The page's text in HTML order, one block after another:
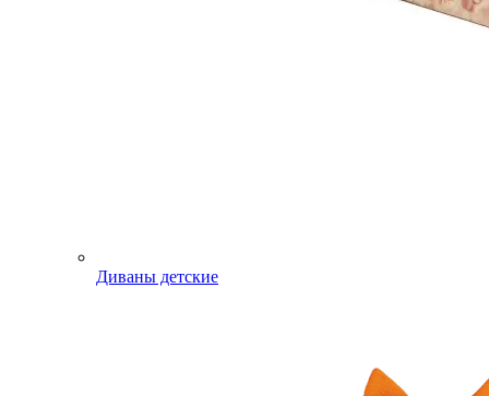
Диваны детские